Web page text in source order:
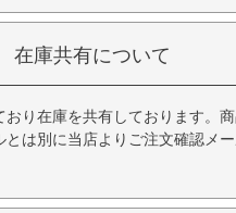
在庫共有について
り在庫を共有しております。
は別に当店よりご注文確認メ